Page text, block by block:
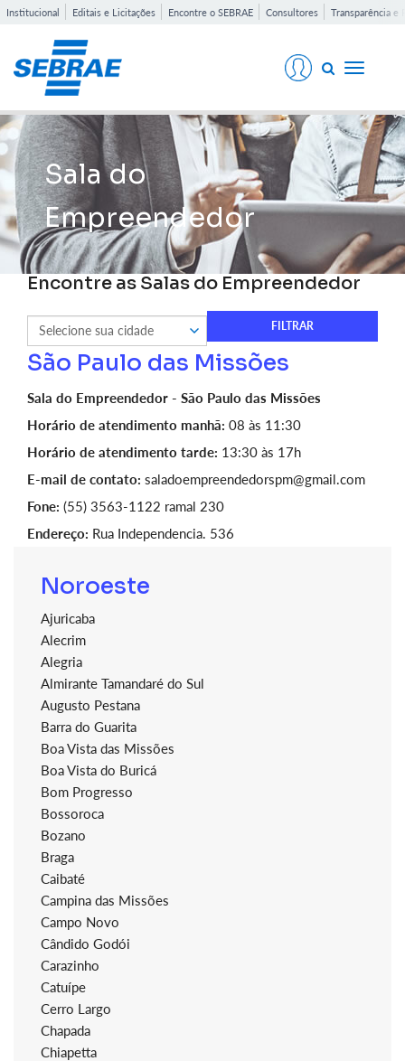
Institucional Editais e Licitações Encontre o SEBRAE Consultores Transparência e
Toggle
Sala do
Empreendedor
Encontre as Salas do Empreendedor
São Paulo das Missões
Sala do Empreendedor - São Paulo das Missões
Horário de atendimento manhã: 08 às 11:30
Horário de atendimento tarde: 13:30 às 17h
E-mail de contato: saladoempreendedorspm@gmail.com
Fone: (55) 3563-1122 ramal 230
Endereço: Rua Independencia. 536
Noroeste
Ajuricaba
Alecrim
Alegria
Almirante Tamandaré do Sul
Augusto Pestana
Barra do Guarita
Boa Vista das Missões
Boa Vista do Buricá
Bom Progresso
Bossoroca
Bozano
Braga
Caibaté
Campina das Missões
Campo Novo
Cândido Godói
Carazinho
Catuípe
Cerro Largo
Chapada
Chiapetta